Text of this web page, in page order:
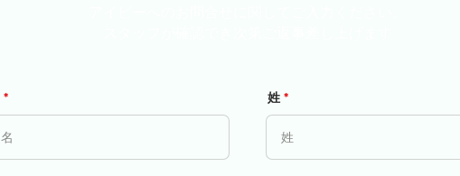
姓